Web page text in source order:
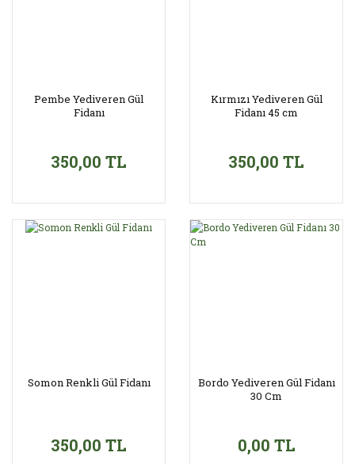
Pembe Yediveren Gül
Fidanı
350,00 TL
Kırmızı Yediveren Gül
Fidanı 45 cm
350,00 TL
Somon Renkli Gül Fidanı
350,00 TL
Bordo Yediveren Gül Fidanı
30 Cm
0,00 TL